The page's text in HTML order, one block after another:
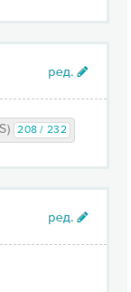
208 / 232